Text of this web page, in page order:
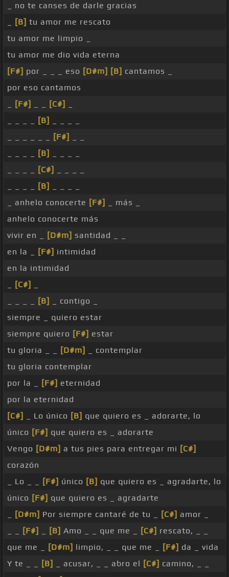
_ no te canses de darle gracias
[B] tu amor me rescato
tu amor me limpio _
tu amor me dio vida eterna
[F#] por _ _ _ eso [D#m] [B] cantamos _
por eso cantamos
[F#] [C#]
[B]
[F#]
[B]
[C#]
[B]
_ anhelo conocerte [F#]
_ más _
anhelo conocerte más
vivir en _
[D#m] santidad _ _
en la _
[F#] intimidad
en la intimidad
[C#]
[B]
_ contigo _
siempre _ quiero estar
siempre quiero [F#] estar
tu gloria _ _
[D#m]
_ contemplar
tu gloria contemplar
por la _
[F#] eternidad
por la eternidad
[C#]
_ Lo único [B] que quiero es _ adorarte, lo
único [F#] que quiero es _ adorarte
Vengo [D#m] a tus pies para entregar mi [C#]
corazón
_ Lo _ _
[F#] único [B] que quiero es _ agradarte, lo
único [F#] que quiero es _ agradarte
[D#m] Por siempre cantaré de tu _ [C#] amor _
[F#] [B] Amo _ _ que me _ [C#] rescato, _ _
que me _
[D#m] limpio, _ _ que me _ [F#] da _ vida
Y te _ _
[B] _ acusar, _ _ abro el [C#] camino, _ _